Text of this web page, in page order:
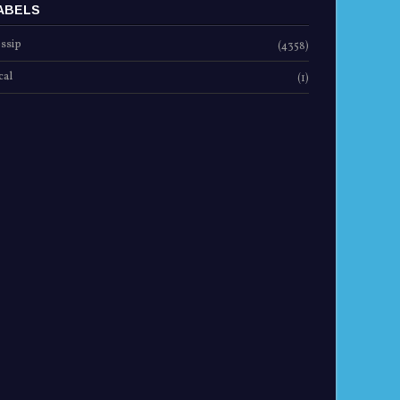
(4358)
(1)